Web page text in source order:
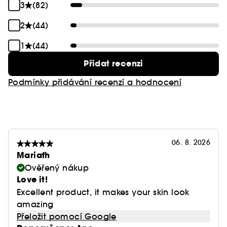
3
(82)
2
(44)
1
(44)
Přidat recenzi
Podmínky přidávání recenzí a hodnocení
06. 8. 2026
Mariafh
Ověřený nákup
Love it!
Excellent product, it makes your skin look
amazing
Přeložit pomocí Google